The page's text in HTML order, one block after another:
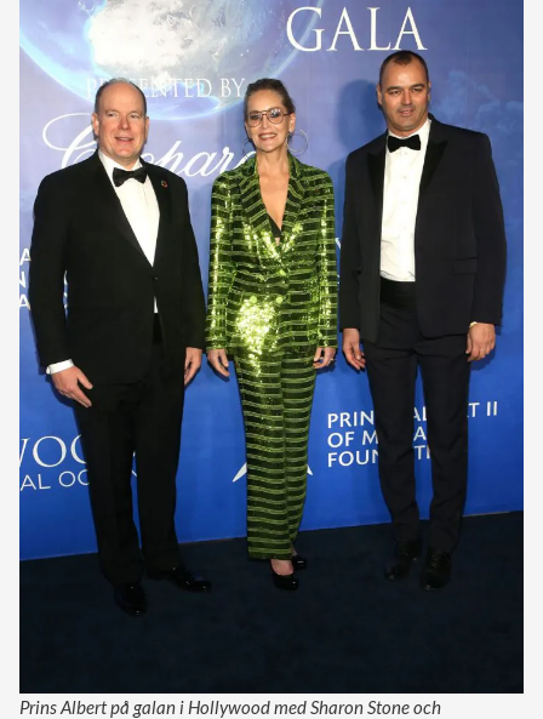
Prins Albert på galan i Hollywood med Sharon Stone och